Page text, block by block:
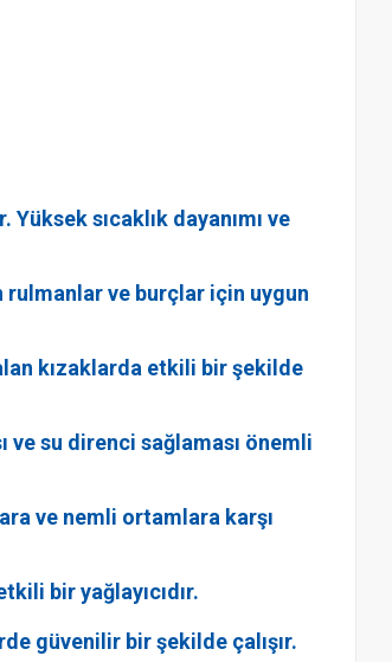
sıcaklık dayanımı ve
rulmanlar ve burçlar için uygun
kızaklarda etkili bir şekilde
ve su direnci sağlaması önemli
ve nemli ortamlara karşı
bir yağlayıcıdır.
güvenilir bir şekilde çalışır.